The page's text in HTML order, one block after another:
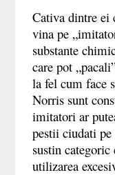
Cativa dintre ei
vina pe „
substante
care pot „pacali
la fel cum face
Norris sunt
imitatori ar
pestii ciudati
sustin
utilizarea